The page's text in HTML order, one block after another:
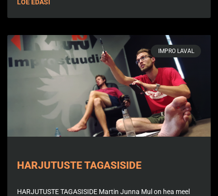
LOE EDASI
IMPRO LAVAL
HARJUTUSTE TAGASISIDE
HARJUTUSTE TAGASISIDE Martin Junna Mul on hea meel